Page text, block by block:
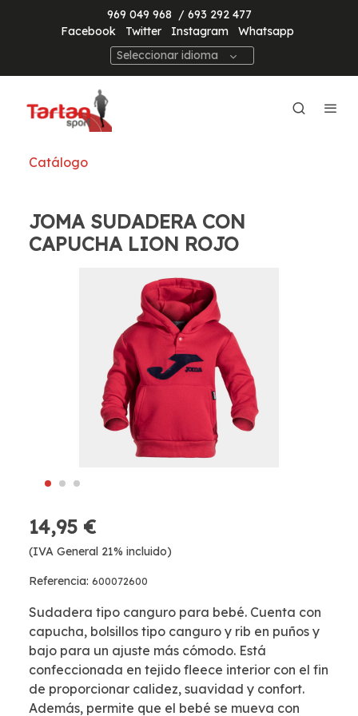
969 049 968 / 693 292 477
Facebook
Twitter Instagram
Whatsapp
Seleccionar idioma
Catálogo
JOMA SUDADERA CON
CAPUCHA LION ROJO
14,95 €
(IVA General 21% incluido)
Referencia: 600072600
Sudadera tipo canguro para bebé. Cuenta con
capucha, bolsillos tipo canguro y rib en puños y
bajo para un ajuste más cómodo. Está
confeccionada en tejido fleece interior con el fin
de proporcionar calidez, suavidad y confort.
Además, permite que el bebé se mueva con